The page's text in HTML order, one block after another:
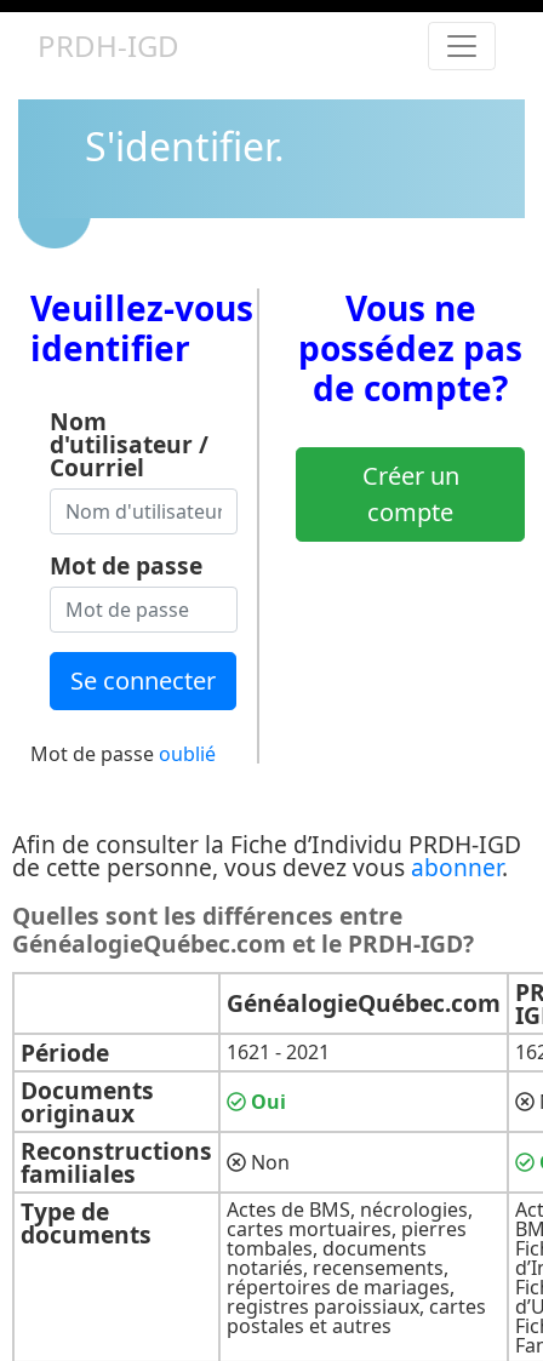
PRDH-IGD
S'identifier.
Veuillez-vous
identifier
Nom
d'utilisateur /
Courriel
Mot de passe
Mot de passeoublié
Vous ne
possédez pas
de compte?
Créer un
compte
Afin de consulter la Fiche d’Individu PRDH-IGD
de cette personne, vous devez vous abonner.
Quelles sont les différences entre
GénéalogieQuébec.com et le PRDH-IGD?
GénéalogieQuébec.com
Période
1621 - 2021
Documents
originaux Oui
Reconstructions
familiales Non
Type de
documents
Actes de BMS, nécrologies,
cartes mortuaires, pierres
tombales, documents
notariés, recensements,
répertoires de mariages,
registres paroissiaux, cartes
postales et autres